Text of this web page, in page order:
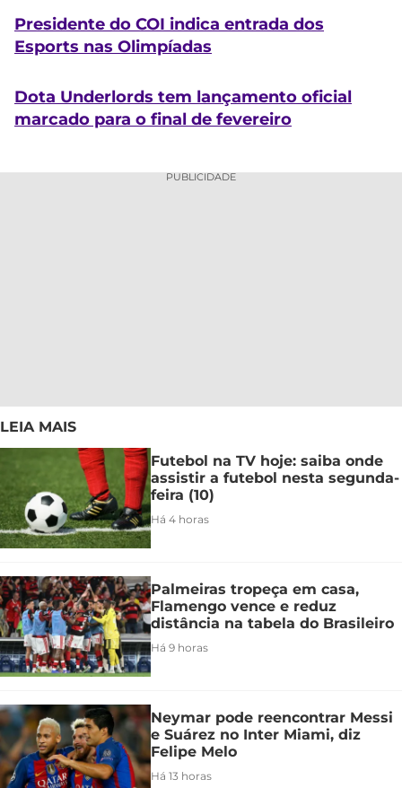
Presidente do COI indica entrada dos
Esports nas Olimpíadas
Dota Underlords tem lançamento oficial
marcado para o final de fevereiro
PUBLICIDADE
LEIA MAIS
Futebol na TV hoje: saiba onde
assistir a futebol nesta segunda-
feira (10)
Há 4 horas
Palmeiras tropeça em casa,
Flamengo vence e reduz
distância na tabela do Brasileiro
Há 9 horas
Neymar pode reencontrar Messi
e Suárez no Inter Miami, diz
Felipe Melo
Há 13 horas